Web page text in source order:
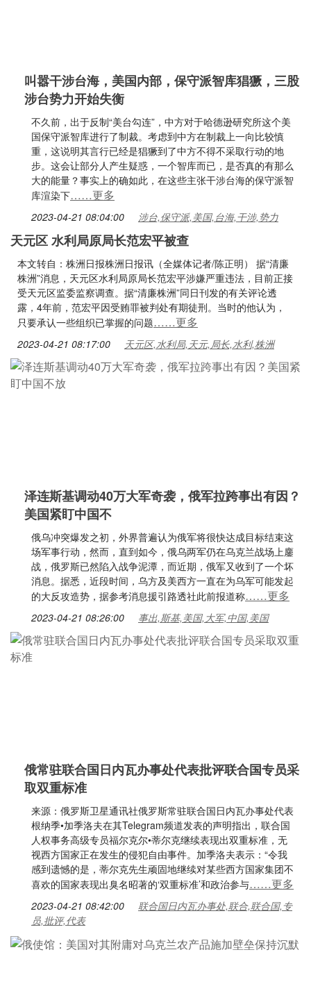
叫嚣干涉台海，美国内部，保守派智库猖獗，三股
涉台势力开始失衡
不久前，出于反制“美台勾连”，中方对于哈德逊研究所这个美
国保守派智库进行了制裁。考虑到中方在制裁上一向比较慎
重，这说明其言行已经是猖獗到了中方不得不采取行动的地
步。这会让部分人产生疑惑，一个智库而已，是否真的有那么
大的能量？事实上的确如此，在这些主张干涉台海的保守派智
库渲染下……更多
2023-04-21 08:04:00 涉台,保守派,美国,台海,干涉,势力
天元区 水利局原局长范宏平被查
本文转自：株洲日报株洲日报讯（全媒体记者/陈正明） 据“清廉
株洲”消息，天元区水利局原局长范宏平涉嫌严重违法，目前正接
受天元区监委监察调查。据“清廉株洲”同日刊发的有关评论透
露，4年前，范宏平因受贿罪被判处有期徒刑。当时的他认为，
只要承认一些组织已掌握的问题……更多
2023-04-21 08:17:00 天元区,水利局,天元,局长,水利,株洲
泽连斯基调动40万大军奇袭，俄军拉跨事出有因？
美国紧盯中国不
俄乌冲突爆发之初，外界普遍认为俄军将很快达成目标结束这
场军事行动，然而，直到如今，俄乌两军仍在乌克兰战场上鏖
战，俄罗斯已然陷入战争泥潭，而近期，俄军又收到了一个坏
消息。据悉，近段时间，乌方及美西方一直在为乌军可能发起
的大反攻造势，据参考消息援引路透社此前报道称……更多
2023-04-21 08:26:00 事出,斯基,美国,大军,中国,美国
俄常驻联合国日内瓦办事处代表批评联合国专员采
取双重标准
来源：俄罗斯卫星通讯社俄罗斯常驻联合国日内瓦办事处代表
根纳季•加季洛夫在其Telegram频道发表的声明指出，联合国
人权事务高级专员福尔克尔•蒂尔克继续表现出双重标准，无
视西方国家正在发生的侵犯自由事件。加季洛夫表示：“令我
感到遗憾的是，蒂尔克先生顽固地继续对某些西方国家集团不
喜欢的国家表现出臭名昭著的‘双重标准’和政治参与……更多
2023-04-21 08:42:00
联合国日内瓦办事处,联合,联合国,专
员,批评,代表